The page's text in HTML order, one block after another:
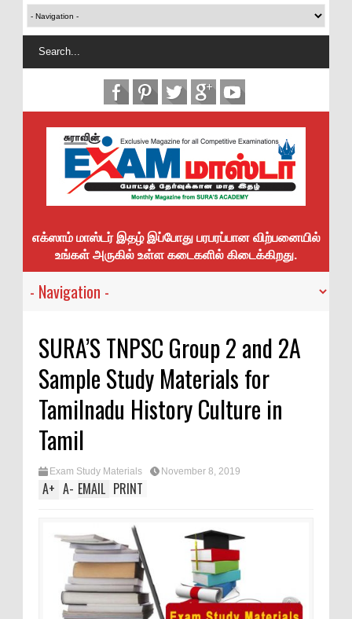
எக்ஸாம் மாஸ்டர் இதழ் இப்போது பரபரப்பான விற்பனையில்
உங்கள் அருகில் உள்ள கடைகளில் கிடைக்கிறது.
SURA’S TNPSC Group 2 and 2A
Sample Study Materials for
Tamilnadu History Culture in
Tamil
Exam Study Materials November 8, 2019
A+ A- EMAIL PRINT